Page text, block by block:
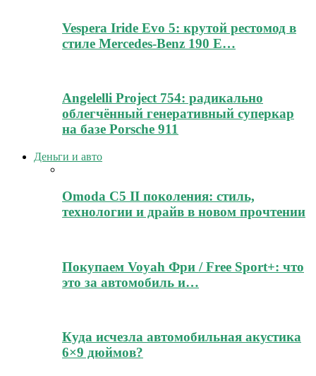
Vespera Iride Evo 5: крутой рестомод в
стиле Mercedes-Benz 190 E…
Angelelli Project 754: радикально
облегчённый генеративный суперкар
на базе Porsche 911
Деньги и авто
Omoda C5 II поколения: стиль,
технологии и драйв в новом прочтении
Покупаем Voyah Фри / Free Sport+: что
это за автомобиль и…
Куда исчезла автомобильная акустика
6×9 дюймов?